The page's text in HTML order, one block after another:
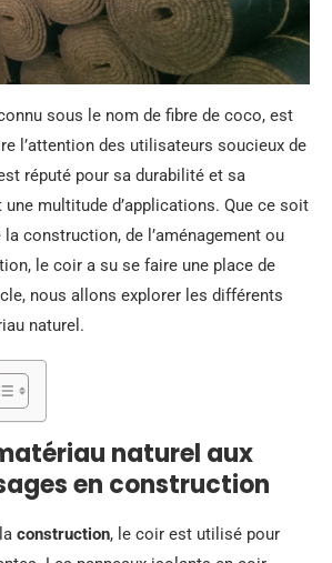
sous le nom de fibre de coco, est
l’attention des utilisateurs soucieux de
réputé pour sa durabilité et sa
multitude d’applications. Que ce soit
construction, de l’aménagement ou
le coir a su se faire une place de
nous allons explorer les différents
naturel.
naturel aux
en construction
construction, le coir est utilisé pour